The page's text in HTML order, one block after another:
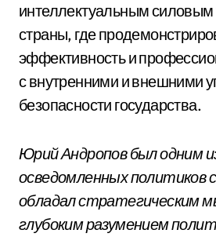
интеллектуальным
страны, где
эффективность и
с внутренними и внешними
безопасности государства.
Юрий Андропов был одним
осведомленных политиков
обладал стратегическим
глубоким разумением